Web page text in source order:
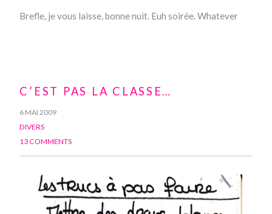
Brefle, je vous laisse, bonne nuit. Euh soirée. Whatever
C’EST PAS LA CLASSE…
6 MAI 2009
DIVERS
13 COMMENTS